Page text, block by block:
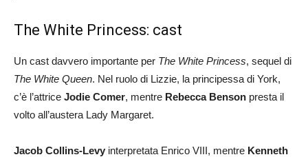
The White Princess: cast
Un cast davvero importante per The White Princess, sequel di
The White Queen. Nel ruolo di Lizzie, la principessa di York,
c’è l’attrice Jodie Comer, mentre Rebecca Benson presta il
volto all’austera Lady Margaret.
Jacob Collins-Levy interpretata Enrico VIII, mentre Kenneth